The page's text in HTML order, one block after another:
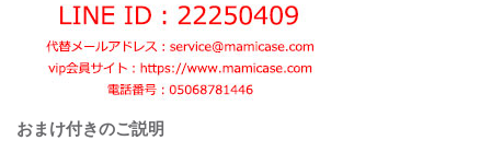
おまけ付きのご説明